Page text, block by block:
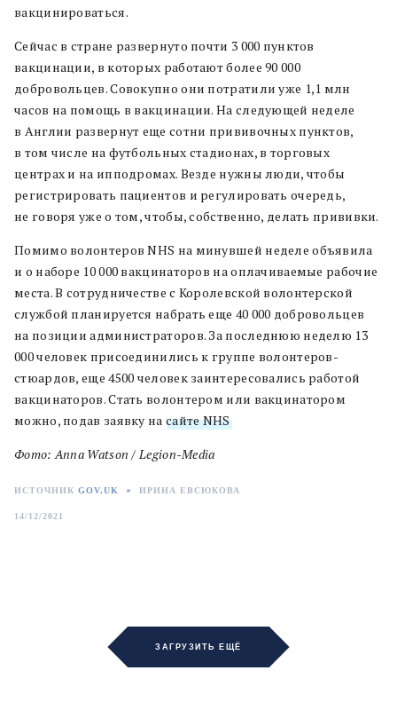
вакцинироваться.
Сейчас в стране развернуто почти 3 000 пунктов
вакцинации, в которых работают более 90 000
добровольцев. Совокупно они потратили уже 1,1 млн
часов на помощь в вакцинации. На следующей неделе
в Англии развернут еще сотни прививочных пунктов,
в том числе на футбольных стадионах, в торговых
центрах и на ипподромах. Везде нужны люди, чтобы
регистрировать пациентов и регулировать очередь,
не говоря уже о том, чтобы, собственно, делать прививки.
Помимо волонтеров NHS на минувшей неделе объявила
и о наборе 10 000 вакцинаторов на оплачиваемые рабочие
места. В сотрудничестве с Королевской волонтерской
службой планируется набрать еще 40 000 добровольцев
на позиции администраторов. За последнюю неделю 13
000 человек присоединились к группе волонтеров-
стюардов, еще 4500 человек заинтересовались работой
вакцинаторов. Стать волонтером или вакцинатором
можно, подав заявку на сайте NHS.
Фото: Anna Watson / Legion-Media
ИСТОЧНИК GOV.UK ● ИРИНА ЕВСЮКОВА
14/12/2021
ЗАГРУЗИТЬ ЕЩЁ